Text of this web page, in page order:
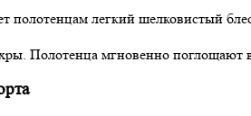
полотенцам легкий шелковистый
Полотенца мгновенно поглощают